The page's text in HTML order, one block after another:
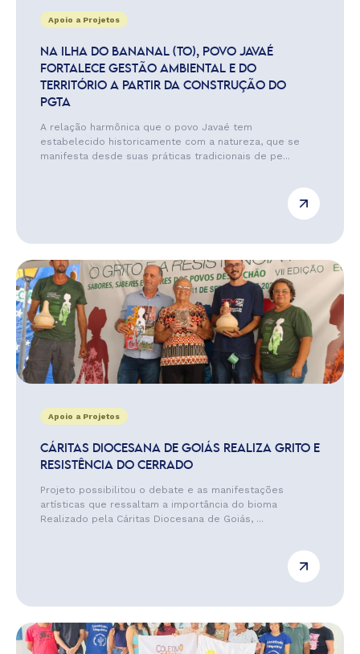
Apoio a Projetos
NA ILHA DO BANANAL (TO), POVO JAVAÉ
FORTALECE GESTÃO AMBIENTAL E DO
TERRITÓRIO A PARTIR DA CONSTRUÇÃO DO
PGTA
A relação harmônica que o povo Javaé tem
estabelecido historicamente com a natureza, que se
manifesta desde suas práticas tradicionais de pe...
Apoio a Projetos
CÁRITAS DIOCESANA DE GOIÁS REALIZA GRITO E
RESISTÊNCIA DO CERRADO
Projeto possibilitou o debate e as manifestações
artísticas que ressaltam a importância do bioma
Realizado pela Cáritas Diocesana de Goiás, ...